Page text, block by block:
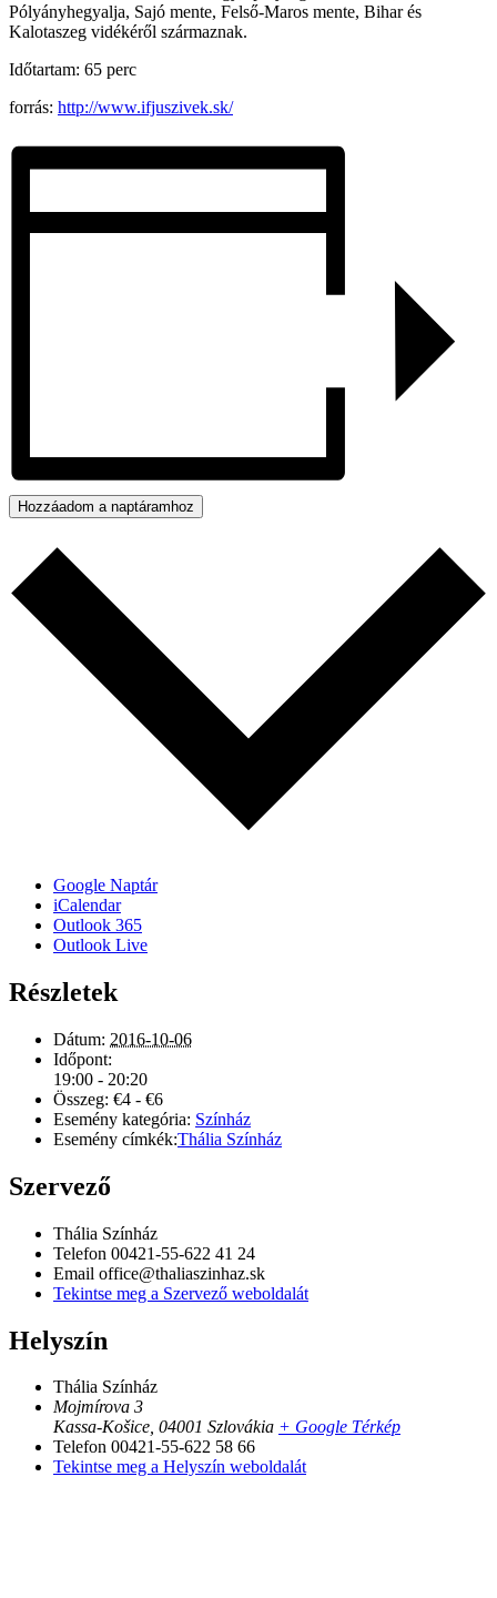
Pólyányhegyalja, Sajó mente, Felső-Maros mente, Bihar és
Kalotaszeg vidékéről származnak.
Időtartam: 65 perc
forrás: http://www.ifjuszivek.sk/
Hozzáadom a naptáramhoz
Google Naptár
iCalendar
Outlook 365
Outlook Live
Részletek
Dátum: 2016-10-06
Időpont:
19:00 - 20:20
Összeg: €4 - €6
Esemény kategória: Színház
Esemény címkék:Thália Színház
Szervező
Thália Színház
Telefon 00421-55-622 41 24
Email office@thaliaszinhaz.sk
Tekintse meg a Szervező weboldalát
Helyszín
Thália Színház
Mojmírova 3
Kassa-Košice, 04001 Szlovákia + Google Térkép
Telefon 00421-55-622 58 66
Tekintse meg a Helyszín weboldalát